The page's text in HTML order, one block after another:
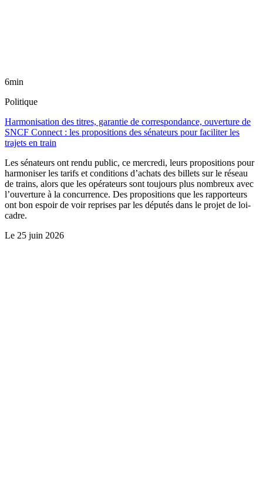
6min
Politique
Harmonisation des titres, garantie de correspondance, ouverture de
SNCF Connect : les propositions des sénateurs pour faciliter les
trajets en train
Les sénateurs ont rendu public, ce mercredi, leurs propositions pour
harmoniser les tarifs et conditions d’achats des billets sur le réseau
de trains, alors que les opérateurs sont toujours plus nombreux avec
l’ouverture à la concurrence. Des propositions que les rapporteurs
ont bon espoir de voir reprises par les députés dans le projet de loi-
cadre.
Le 25 juin 2026